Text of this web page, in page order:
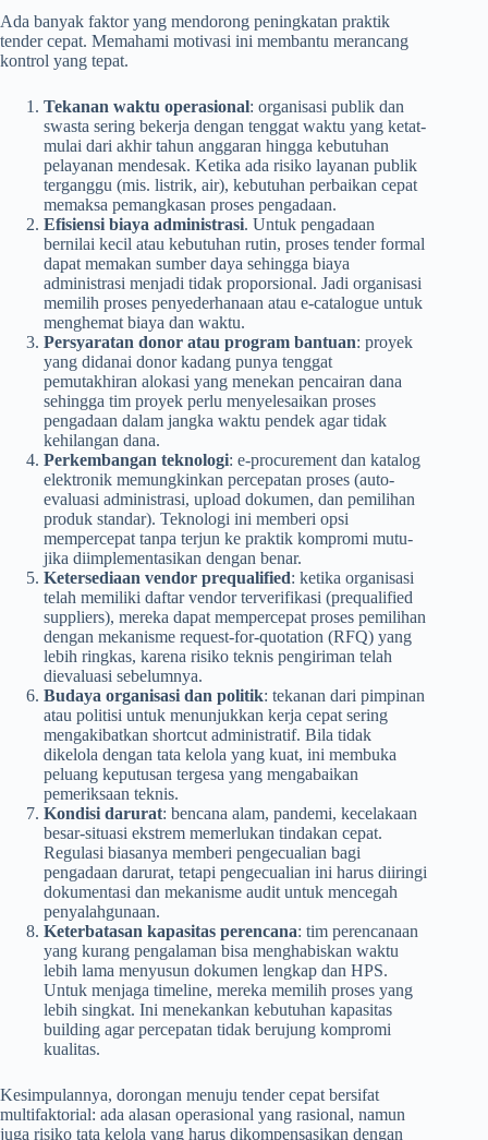
Ada banyak faktor yang mendorong peningkatan praktik
tender cepat. Memahami motivasi ini membantu merancang
kontrol yang tepat.
Tekanan waktu operasional: organisasi publik dan
swasta sering bekerja dengan tenggat waktu yang ketat-
mulai dari akhir tahun anggaran hingga kebutuhan
pelayanan mendesak. Ketika ada risiko layanan publik
terganggu (mis. listrik, air), kebutuhan perbaikan cepat
memaksa pemangkasan proses pengadaan.
Efisiensi biaya administrasi. Untuk pengadaan
bernilai kecil atau kebutuhan rutin, proses tender formal
dapat memakan sumber daya sehingga biaya
administrasi menjadi tidak proporsional. Jadi organisasi
memilih proses penyederhanaan atau e-catalogue untuk
menghemat biaya dan waktu.
Persyaratan donor atau program bantuan: proyek
yang didanai donor kadang punya tenggat
pemutakhiran alokasi yang menekan pencairan dana
sehingga tim proyek perlu menyelesaikan proses
pengadaan dalam jangka waktu pendek agar tidak
kehilangan dana.
Perkembangan teknologi: e-procurement dan katalog
elektronik memungkinkan percepatan proses (auto-
evaluasi administrasi, upload dokumen, dan pemilihan
produk standar). Teknologi ini memberi opsi
mempercepat tanpa terjun ke praktik kompromi mutu-
jika diimplementasikan dengan benar.
Ketersediaan vendor prequalified: ketika organisasi
telah memiliki daftar vendor terverifikasi (prequalified
suppliers), mereka dapat mempercepat proses pemilihan
dengan mekanisme request-for-quotation (RFQ) yang
lebih ringkas, karena risiko teknis pengiriman telah
dievaluasi sebelumnya.
Budaya organisasi dan politik: tekanan dari pimpinan
atau politisi untuk menunjukkan kerja cepat sering
mengakibatkan shortcut administratif. Bila tidak
dikelola dengan tata kelola yang kuat, ini membuka
peluang keputusan tergesa yang mengabaikan
pemeriksaan teknis.
Kondisi darurat: bencana alam, pandemi, kecelakaan
besar-situasi ekstrem memerlukan tindakan cepat.
Regulasi biasanya memberi pengecualian bagi
pengadaan darurat, tetapi pengecualian ini harus diiringi
dokumentasi dan mekanisme audit untuk mencegah
penyalahgunaan.
Keterbatasan kapasitas perencana: tim perencanaan
yang kurang pengalaman bisa menghabiskan waktu
lebih lama menyusun dokumen lengkap dan HPS.
Untuk menjaga timeline, mereka memilih proses yang
lebih singkat. Ini menekankan kebutuhan kapasitas
building agar percepatan tidak berujung kompromi
kualitas.
Kesimpulannya, dorongan menuju tender cepat bersifat
multifaktorial: ada alasan operasional yang rasional, namun
juga risiko tata kelola yang harus dikompensasikan dengan